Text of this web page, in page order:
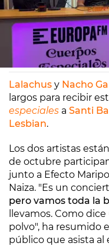
Europa FM
06/10/2023 10:35
Lalachus y Nacho
largos para recibir
especiales a Santi
Lesbian.
Los dos artistas
de octubre
junto a Efecto
Naiza. "Es un
pero vamos toda la
llevamos. Como
polvo", ha resumido
público que asista al